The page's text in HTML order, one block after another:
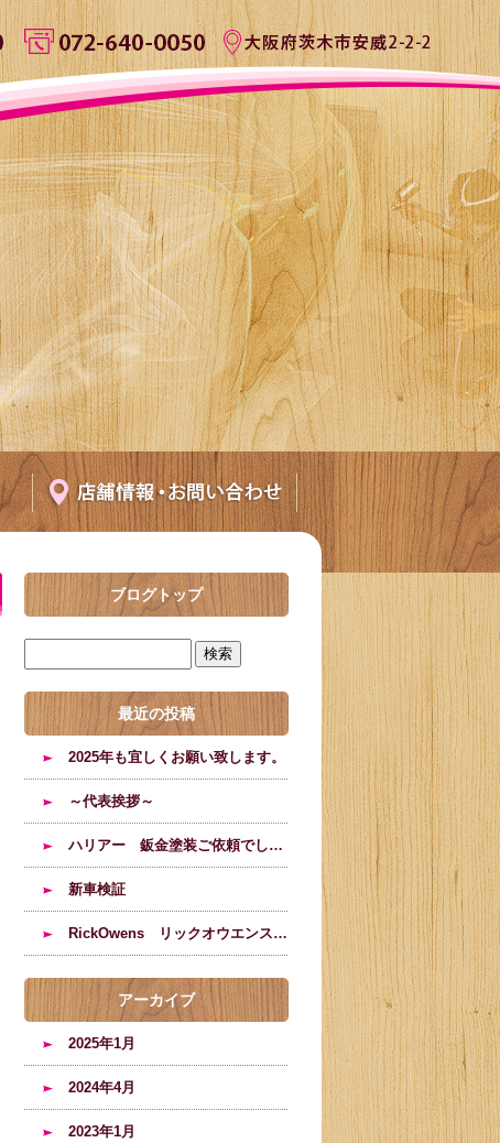
ブログトップ
最近の投稿
2025年も宜しくお願い致します。
～代表挨拶～
ハリアー 鈑金塗装ご依頼でした。
新車検証
RickOwens リックオウエンスのブーツの修理塗装のご依頼
アーカイブ
2025年1月
2024年4月
2023年1月